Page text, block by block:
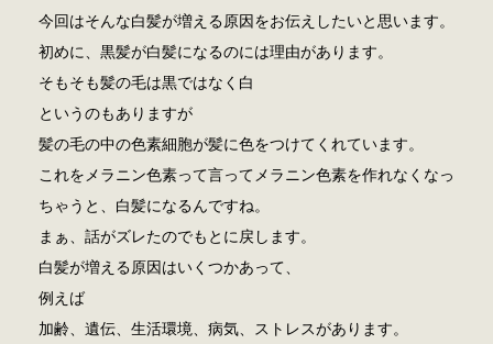
今回はそんな白髪が増える原因をお伝えしたいと思います。
初めに、黒髪が白髪になるのには理由があります。
そもそも髪の毛は黒ではなく白
というのもありますが
髪の毛の中の色素細胞が髪に色をつけてくれています。
これをメラニン色素って言ってメラニン色素を作れなくなっ
ちゃうと、白髪になるんですね。
まぁ、話がズレたのでもとに戻します。
白髪が増える原因はいくつかあって、
例えば
加齢、遺伝、生活環境、病気、ストレスがあります。